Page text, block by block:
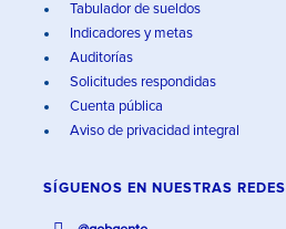
Tabulador de sueldos
Indicadores y metas
Auditorías
Solicitudes respondidas
Cuenta pública
Aviso de privacidad integral
SÍGUENOS EN NUESTRAS REDES